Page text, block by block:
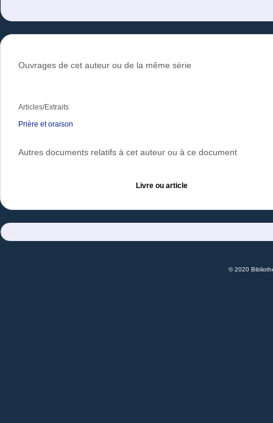
Ouvrages de cet auteur ou de la même série
Articles/Extraits
Prière et oraison
Autres documents relatifs à cet auteur ou à ce document
Livre ou article
© 2020